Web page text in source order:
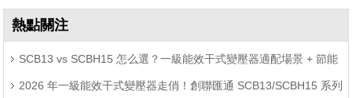
熱點關注
SCB13 vs SCBH15 怎么選？一級能效干式變壓器適配場景 + 節能
差距全解析
2026 年一級能效干式變壓器走俏！創聯匯通 SCB13/SCBH15 系列